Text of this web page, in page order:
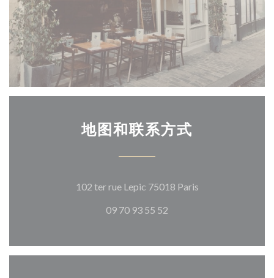
地图和联系方式
102 ter rue Lepic 75018 Paris((在新窗口中打
09 70 93 55 52